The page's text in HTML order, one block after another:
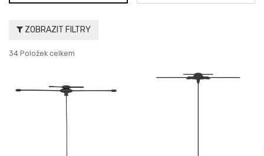
ZOBRAZIT FILTRY
34 Položek celkem